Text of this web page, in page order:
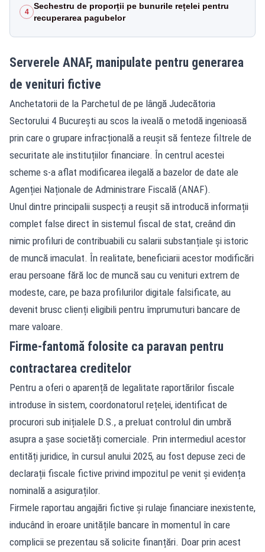
4
Sechestru de proporții pe bunurile rețelei pentru
recuperarea pagubelor
Serverele ANAF, manipulate pentru generarea
de venituri fictive
Anchetatorii de la Parchetul de pe lângă Judecătoria
Sectorului 4 București au scos la iveală o metodă ingenioasă
prin care o grupare infracțională a reușit să fenteze filtrele de
securitate ale instituțiilor financiare. În centrul acestei
scheme s-a aflat modificarea ilegală a bazelor de date ale
Agenției Naționale de Administrare Fiscală (ANAF).
Unul dintre principalii suspecți a reușit să introducă informații
complet false direct în sistemul fiscal de stat, creând din
nimic profiluri de contribuabili cu salarii substanțiale și istoric
de muncă imaculat. În realitate, beneficiarii acestor modificări
erau persoane fără loc de muncă sau cu venituri extrem de
modeste, care, pe baza profilurilor digitale falsificate, au
devenit brusc clienți eligibili pentru împrumuturi bancare de
mare valoare.
Firme-fantomă folosite ca paravan pentru
contractarea creditelor
Pentru a oferi o aparență de legalitate raportărilor fiscale
introduse în sistem, coordonatorul rețelei, identificat de
procurori sub inițialele D.S., a preluat controlul din umbră
asupra a șase societăți comerciale. Prin intermediul acestor
entități juridice, în cursul anului 2025, au fost depuse zeci de
declarații fiscale fictive privind impozitul pe venit și evidența
nominală a asiguraților.
Firmele raportau angajări fictive și rulaje financiare inexistente,
inducând în eroare unitățile bancare în momentul în care
complicii se prezentau să solicite finanțări. Doar prin acest